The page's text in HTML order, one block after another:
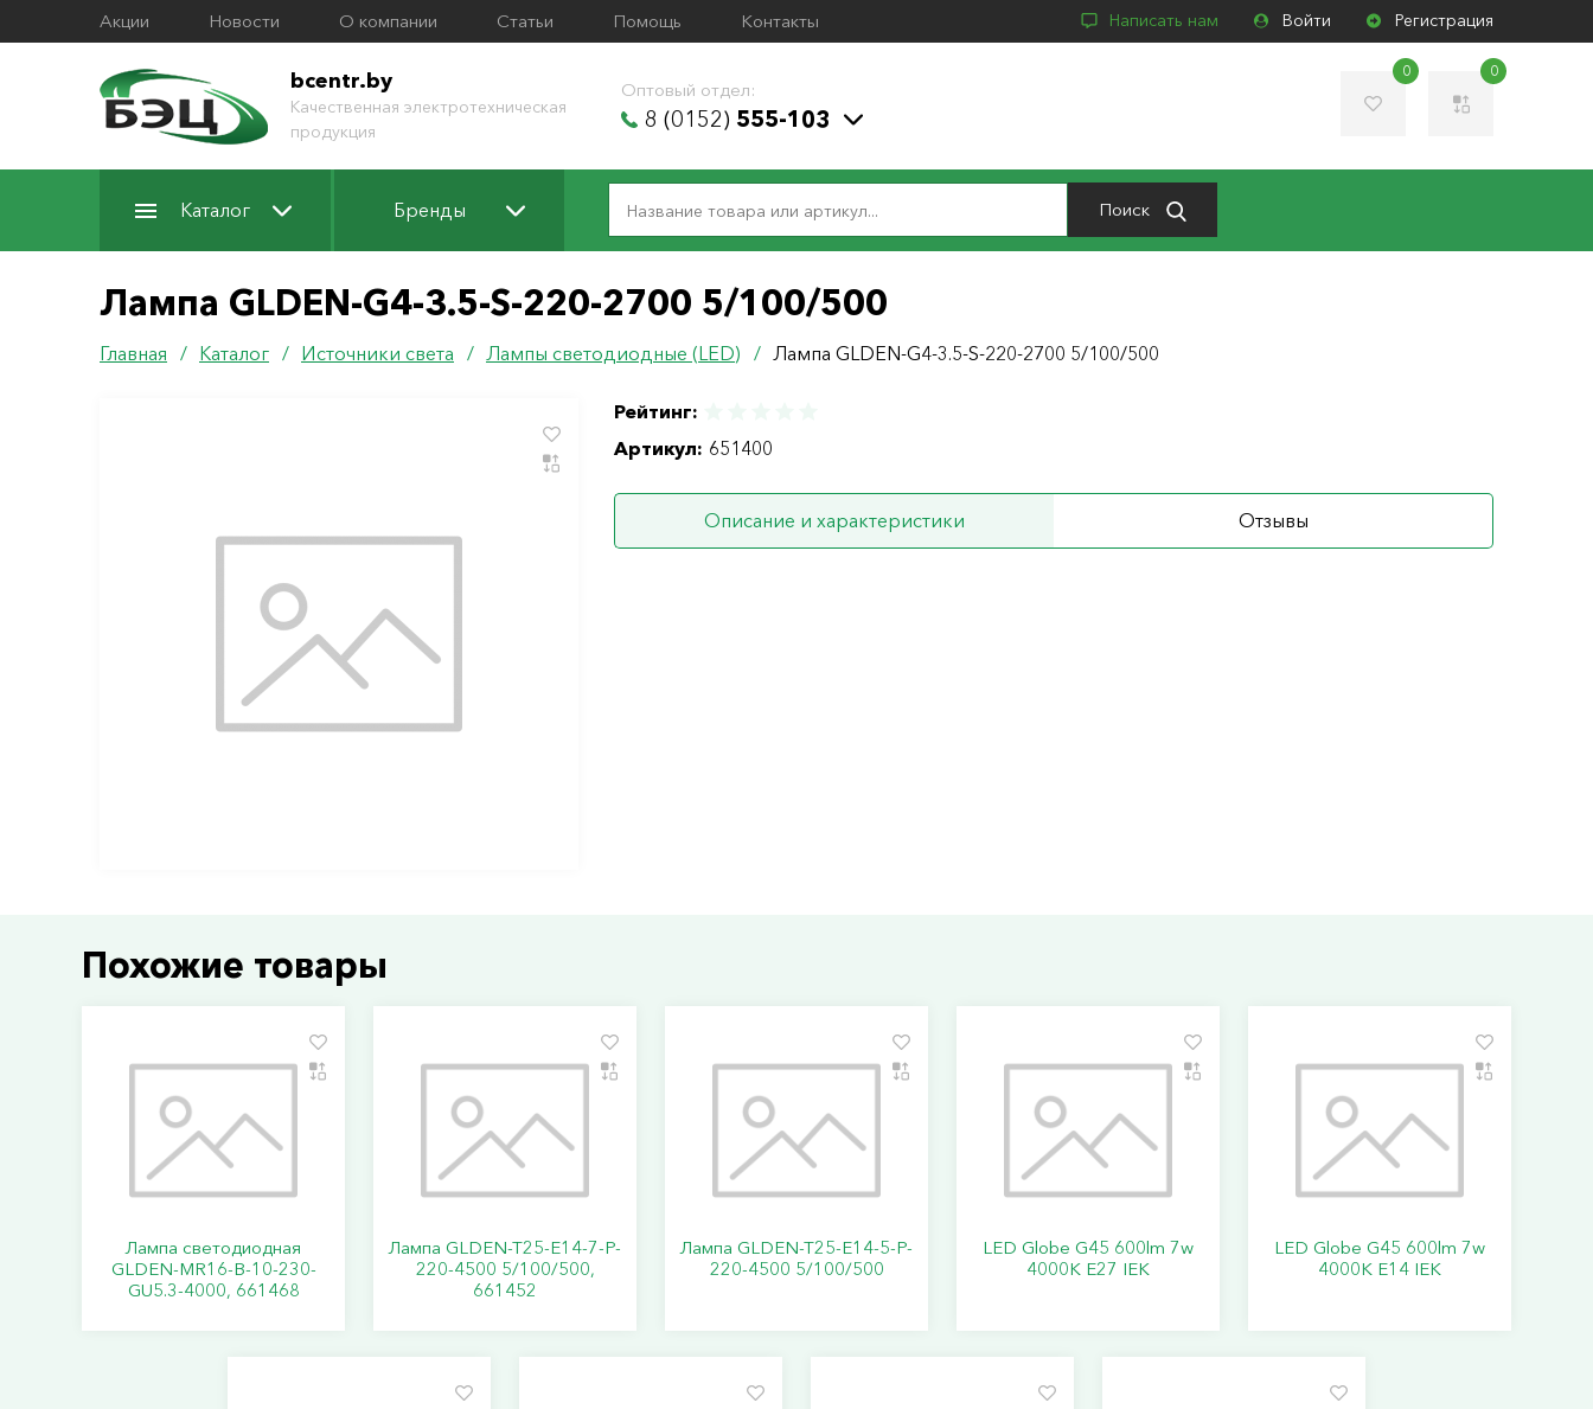
Акции Новости О компании Статьи Помощь Контакты Написать нам Войти Регистрация
bcentr.by
Качественная электротехническая
продукция
Оптовый отдел:
8 (0152) 555-103
0 0
Каталог Бренды Поиск
Лампа GLDEN-G4-3.5-S-220-2700 5/100/500
Главная / Каталог / Источники света / Лампы светодиодные (LED) / Лампа GLDEN-G4-3.5-S-220-2700 5/100/500
Рейтинг:
Артикул: 651400
Описание и характеристики Отзывы
Похожие товары
Лампа светодиодная
GLDEN-MR16-B-10-230-
GU5.3-4000, 661468
Лампа GLDEN-T25-E14-7-P-
220-4500 5/100/500,
661452
Лампа GLDEN-T25-E14-5-P-
220-4500 5/100/500
LED Globe G45 600lm 7w
4000K E27 IEK
LED Globe G45 600lm 7w
4000K E14 IEK